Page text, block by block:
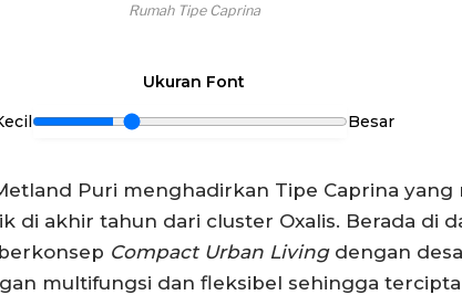
Rumah Tipe Caprina
Ukuran Font
Besar
Puri menghadirkan Tipe Caprina yang
di akhir tahun dari cluster Oxalis. Berada di
Compact Urban Livingdengan
multifungsi dan fleksibel sehingga